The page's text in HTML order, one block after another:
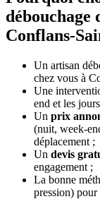
débouchage
Conflans-
Un artisan
chez vous à
Une
end et les
Un prix
(nuit, week-
déplacement ;
Un devis
engagement ;
La bonne
pression) pour